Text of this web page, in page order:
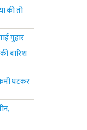
की तो
गुहार
बारिश
घटकर